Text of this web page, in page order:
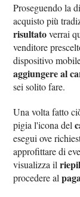
Proseguendo la
acquisto più
risultatoverrai
venditore
dispositivo
aggiungere al
sei solito fare.
Una volta fatto
pigia l'icona del
esegui ove
approfittare di
visualizza il
procedere al